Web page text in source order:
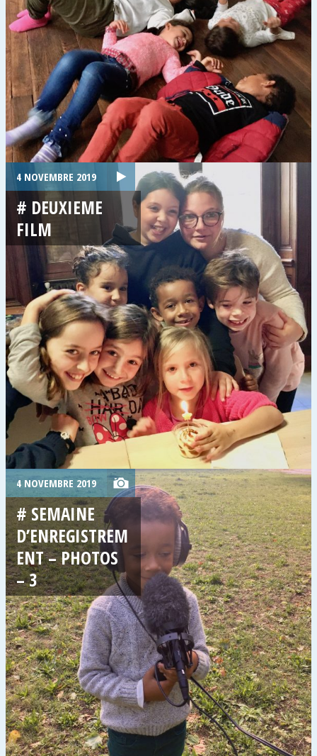
4 NOVEMBRE 2019
# DEUXIEME
FILM
4 NOVEMBRE 2019
# SEMAINE
D’ENREGISTREM
ENT – PHOTOS
– 3